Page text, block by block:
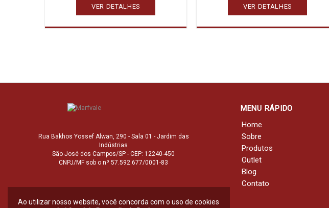
VER DETALHES VER DETALHES
Rua Bakhos Yossef Alwan, 290 - Sala 01 - Jardim das
Indústrias
São José dos Campos/SP - CEP: 12240-450
CNPJ/MF sob o nº 57.592.677/0001-83
MENU RÁPIDO
Home
Sobre
Produtos
Outlet
Blog
Contato
Ao utilizar nosso website, você concorda com o uso de cookies